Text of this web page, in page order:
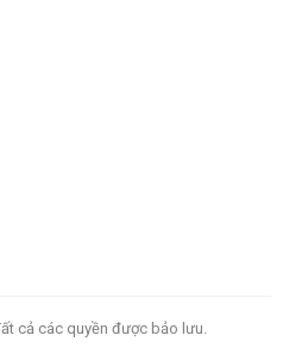
cả các quyền được bảo lưu.